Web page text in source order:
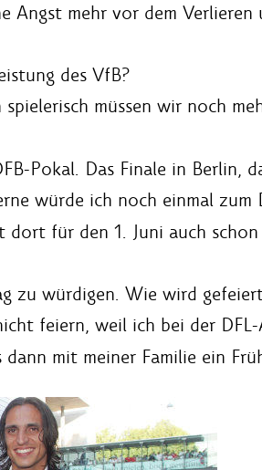
mehr vor dem Verlieren
des VfB?
müssen wir noch
Pokal. Das Finale in Berlin,
würde ich noch einmal
für den 1. Juni auch
zu würdigen. Wie wird
feiern, weil ich bei der
mit meiner Familie ein